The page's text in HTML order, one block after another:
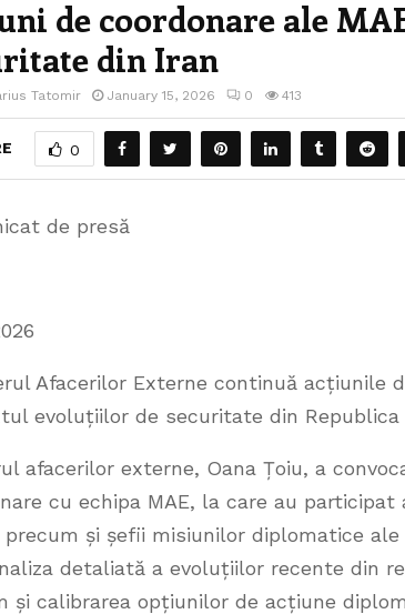
de coordonare ale
din Iran
Tatomir January 15, 2026 0 413
0
de presă
Afacerilor Externe continuă acțiunile
evoluțiilor de securitate din Republica
afacerilor externe, Oana Țoiu, a
cu echipa MAE, la care au participat
precum și șefii misiunilor diplomatice
detaliată a evoluțiilor recente din
și calibrarea opțiunilor de acțiune